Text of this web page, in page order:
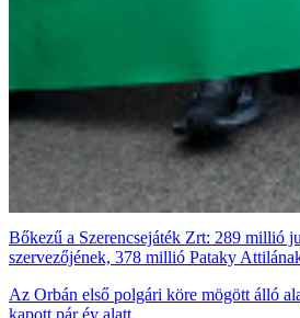
Bőkezű a Szerencsejáték Zrt: 289 millió
szervezőjének, 378 millió Pataky
Az Orbán első polgári köre mögött álló